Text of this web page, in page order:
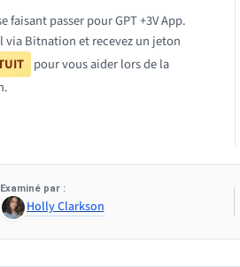
faisant passer pour GPT +3V App.
via Bitnation et recevez un jeton
pour vous aider lors de la
Examiné par :
Holly Clarkson